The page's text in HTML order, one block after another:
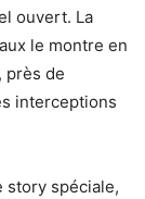
ouvert. La
le montre en
près de
interceptions
story spéciale,